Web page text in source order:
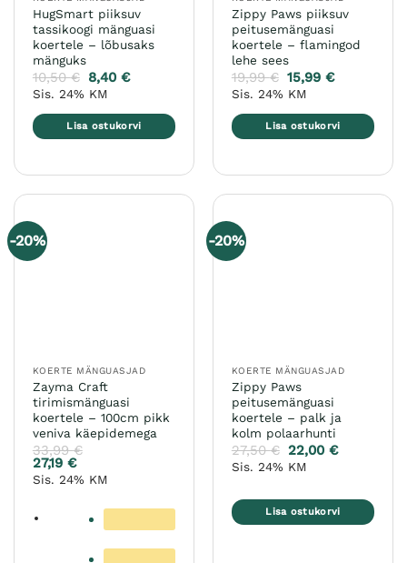
HugSmart piiksuv
tassikoogi mänguasi
koertele – lõbusaks
mänguks
10,50€ 8,40€
Sis. 24% KM
Lisa ostukorvi
Zippy Paws piiksuv
peitusemänguasi
koertele – flamingod
lehe sees
19,99€ 15,99€
Sis. 24% KM
Lisa ostukorvi
-20%
KOERTE MÄNGUASJAD
Zayma Craft
tirimismänguasi
koertele – 100cm pikk
veniva käepidemega
33,99€
27,19 €
Sis. 24% KM
-20%
KOERTE MÄNGUASJAD
Zippy Paws
peitusemänguasi
koertele – palk ja
kolm polaarhunti
27,50€ 22,00€
Sis. 24% KM
Lisa ostukorvi